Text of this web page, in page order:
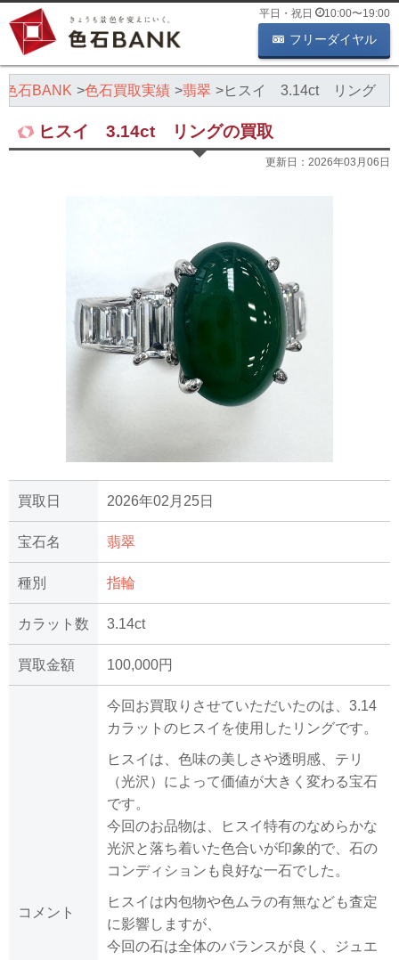
平日・祝日 10:00〜19:00
フリーダイヤル
石BANK 色石買取実績 翡翠 ヒスイ 3.14ct リング
ヒスイ 3.14ct リングの買取
更新日： 2026年03月06日
買取日 2026年02月25日
宝石名 翡翠
種別 指輪
カラット数 3.14ct
買取金額 100,000円
コメント
今回お買取りさせていただいたのは、3.14
カラットのヒスイを使用したリングです。
ヒスイは、色味の美しさや透明感、テリ
（光沢）によって価値が大きく変わる宝石
です。
今回のお品物は、ヒスイ特有のなめらかな
光沢と落ち着いた色合いが印象的で、石の
コンディションも良好な一石でした。
ヒスイは内包物や色ムラの有無なども査定
に影響しますが、
今回の石は全体のバランスが良く、ジュエ